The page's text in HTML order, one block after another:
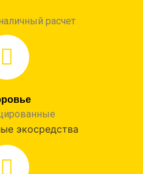
расчет
экосредства